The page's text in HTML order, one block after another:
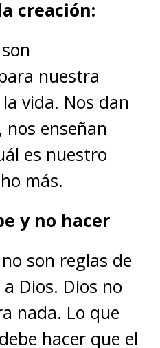
creación:
nuestra
vida. Nos dan
nos enseñan
es nuestro
más.
y no hacer
son reglas de
Dios. Dios no
nada. Lo que
hacer que el